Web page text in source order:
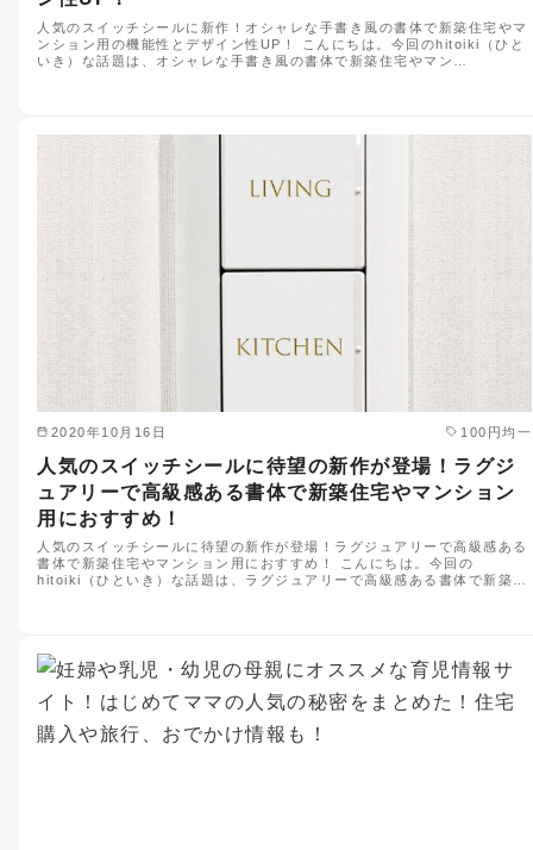
人気のスイッチシールに新作！オシャレな手書き風の書体で新築住宅やマ
ンション用の機能性とデザイン性UP！ こんにちは。今回のhitoiki（ひと
いき）な話題は、オシャレな手書き風の書体で新築住宅やマン…
2020年10月16日 100円均一
人気のスイッチシールに待望の新作が登場！ラグジ
ュアリーで高級感ある書体で新築住宅やマンション
用におすすめ！
人気のスイッチシールに待望の新作が登場！ラグジュアリーで高級感ある
書体で新築住宅やマンション用におすすめ！ こんにちは。今回の
hitoiki（ひといき）な話題は、ラグジュアリーで高級感ある書体で新築…